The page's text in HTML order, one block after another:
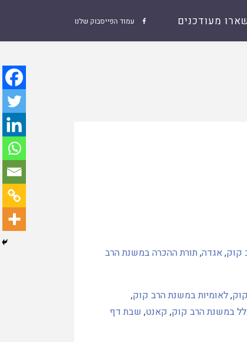
 עמוד הפייסבוק שלנו מעודכנים
קוק,אגדה, תורת ההכרה במשנת הרב
,לאומיות במשנת הרב קוק,
במשנת הרב קוק, קאנט, שבת דף